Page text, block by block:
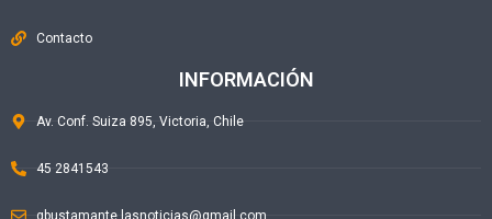
Contacto
INFORMACIÓN
Av. Conf. Suiza 895, Victoria, Chile
45 2841543
gbustamante.lasnoticias@gmail.com